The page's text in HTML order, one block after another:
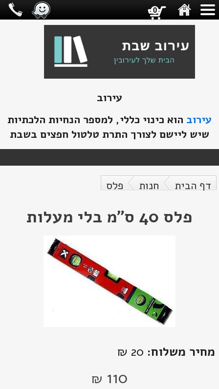
עירוב
עירוב הוא כינוי כללי, למספר הנחיות הלכתיות
שיש ליישם לצורך התרת טלטול חפצים בשבת
דף הבית חנות פלס
פלס 40 ס"מ בלי מעלות
מחיר משלוח: 20 ₪
110
₪
0